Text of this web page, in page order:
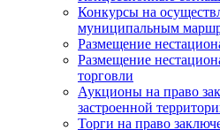
Конкурсы на
муниципальным
Размещение
Размещение
торговли
Аукционы на право
застроенной
Торги на право